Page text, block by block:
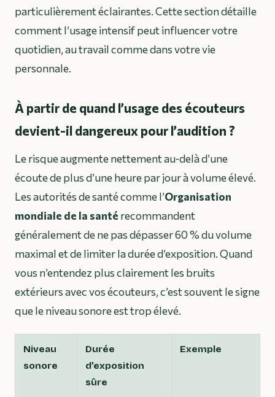
particulièrement éclairantes. Cette section détaille
comment l’usage intensif peut influencer votre
quotidien, au travail comme dans votre vie
personnale.
À partir de quand l’usage des écouteurs
devient-il dangereux pour l’audition ?
Le risque augmente nettement au‑delà d’une
écoute de plus d’une heure par jour à volume élevé.
Les autorités de santé comme l’Organisation
mondiale de la santé recommandent
généralement de ne pas dépasser 60 % du volume
maximal et de limiter la durée d’exposition. Quand
vous n’entendez plus clairement les bruits
extérieurs avec vos écouteurs, c’est souvent le signe
que le niveau sonore est trop élevé.
Niveau
sonore
Durée
d’exposition
sûre
Exemple